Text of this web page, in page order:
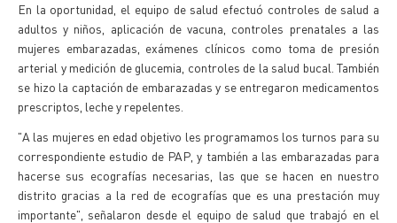
En la oportunidad, el equipo de salud efectuó controles de salud a
adultos y niños, aplicación de vacuna, controles prenatales a las
mujeres embarazadas, exámenes clínicos como toma de presión
arterial y medición de glucemia, controles de la salud bucal. También
se hizo la captación de embarazadas y se entregaron medicamentos
prescriptos, leche y repelentes.
"A las mujeres en edad objetivo les programamos los turnos para su
correspondiente estudio de PAP, y también a las embarazadas para
hacerse sus ecografías necesarias, las que se hacen en nuestro
distrito gracias a la red de ecografías que es una prestación muy
importante", señalaron desde el equipo de salud que trabajó en el